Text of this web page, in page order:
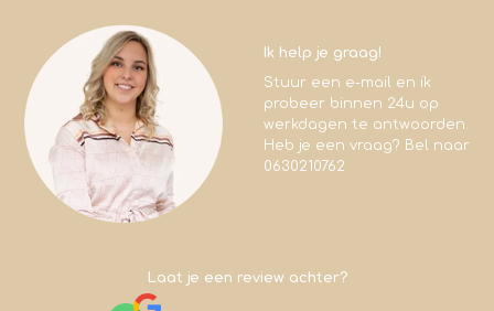
Ik help je graag!
Stuur een e-mail en ik
probeer binnen 24u op
werkdagen te antwoorden.
Heb je een vraag? Bel naar
0630210762
Laat je een review achter?